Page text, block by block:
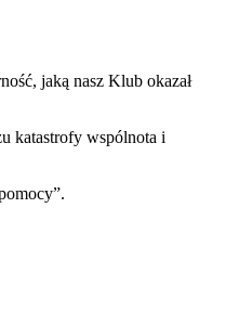
jaką nasz Klub okazał
katastrofy wspólnota i
.